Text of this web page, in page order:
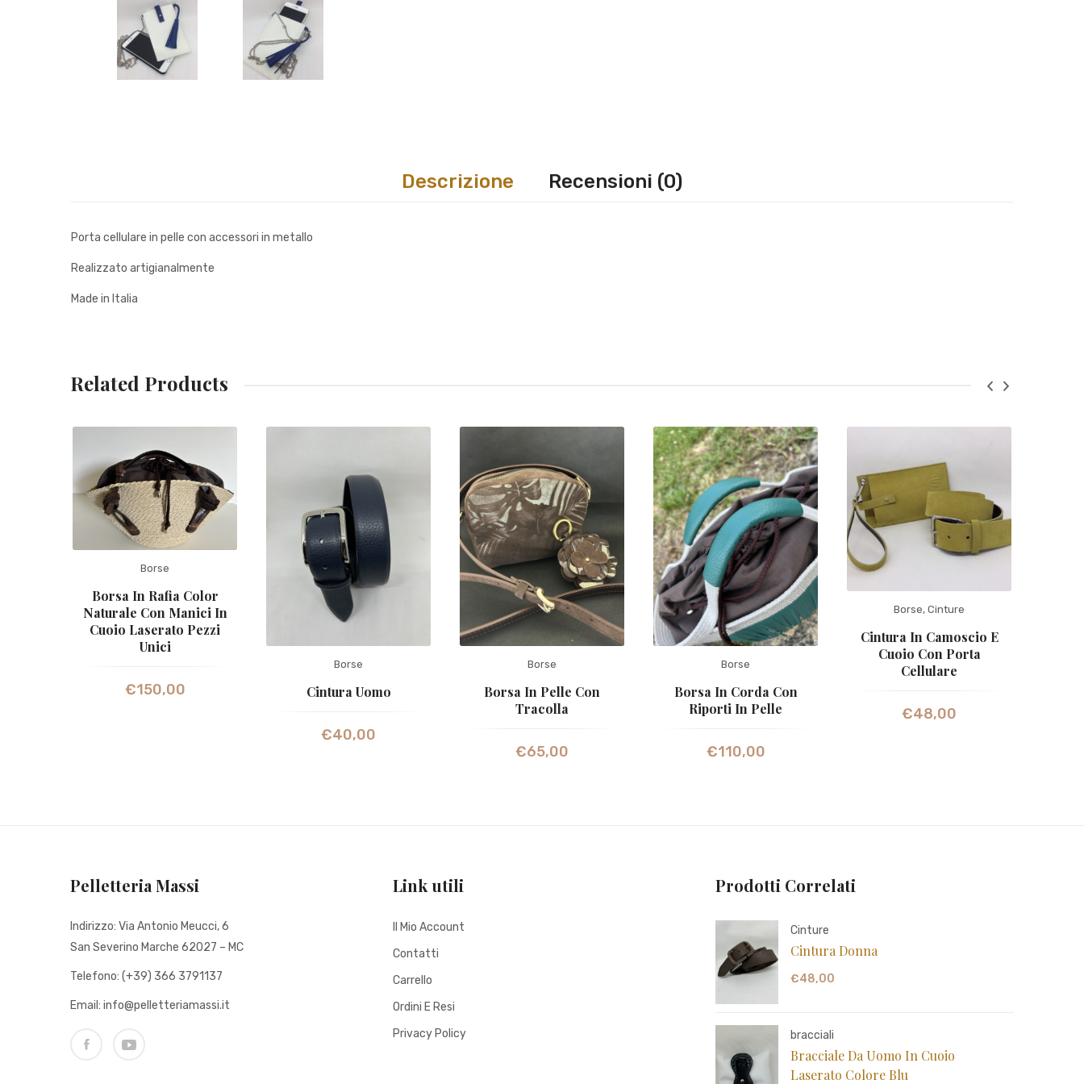
Descrizione Recensioni (0)
Porta cellulare in pelle con accessori in metallo
Realizzato artigianalmente
Made in Italia
Related Products
Borse
Borsa In Rafia Color
Naturale Con Manici In
Cuoio Laserato Pezzi
Unici
€150,00
Borse
Cintura Uomo
€40,00
Borse
Borsa In Pelle Con
Tracolla
€65,00
Borse
Borsa In Corda Con
Riporti In Pelle
€110,00
Borse, Cinture
Cintura In Camoscio E
Cuoio Con Porta
Cellulare
€48,00
Pelletteria Massi
Indirizzo: Via Antonio Meucci, 6
San Severino Marche 62027 – MC
Telefono: (+39) 366 3791137
Email: info@pelletteriamassi.it
Link utili
Il Mio Account
Contatti
Carrello
Ordini E Resi
Privacy Policy
Prodotti Correlati
Cinture
Cintura Donna
€48,00
bracciali
Bracciale Da Uomo In Cuoio
Laserato Colore Blu